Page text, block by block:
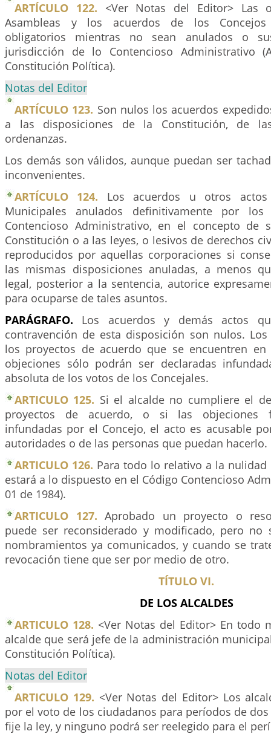
ARTÍCULO 122. <Ver Notas del Editor> Las
Asambleas y los acuerdos de los Concejos
obligatorios mientras no sean anulados o
jurisdicción de lo Contencioso Administrativo
Constitución Política).
Notas del Editor
ARTÍCULO 123. Son nulos los acuerdos
a las disposiciones de la Constitución, de
ordenanzas.
Los demás son válidos, aunque puedan ser
inconvenientes.
ARTÍCULO 124. Los acuerdos u otros
Municipales anulados definitivamente por
Contencioso Administrativo, en el concepto de
Constitución o a las leyes, o lesivos de derechos
reproducidos por aquellas corporaciones si
las mismas disposiciones anuladas, a menos
legal, posterior a la sentencia, autorice
para ocuparse de tales asuntos.
PARÁGRAFO. Los acuerdos y demás actos
contravención de esta disposición son nulos.
los proyectos de acuerdo que se encuentren en
objeciones sólo podrán ser declaradas
absoluta de los votos de los Concejales.
ARTICULO 125. Si el alcalde no cumpliere el
proyectos de acuerdo, o si las objeciones
infundadas por el Concejo, el acto es acusable
autoridades o de las personas que puedan hacerlo.
ARTICULO 126. Para todo lo relativo a la nulidad
estará a lo dispuesto en el Código Contencioso
01 de 1984).
ARTICULO 127. Aprobado un proyecto o
puede ser reconsiderado y modificado, pero no
nombramientos ya comunicados, y cuando se
revocación tiene que ser por medio de otro.
TÍTULO VI.
DE LOS ALCALDES
ARTICULO 128. <Ver Notas del Editor> En todo
alcalde que será jefe de la administración
Constitución Política).
Notas del Editor
ARTICULO 129. <Ver Notas del Editor> Los
por el voto de los ciudadanos para períodos de
fije la ley, y ninguno podrá ser reelegido para el